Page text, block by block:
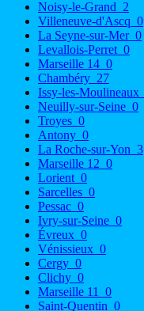
Noisy-le-Grand 2
Villeneuve-d'Ascq 0
La Seyne-sur-Mer 0
Levallois-Perret 0
Marseille 14 0
Chambéry 27
Issy-les-Moulineaux
Neuilly-sur-Seine 0
Troyes 0
Antony 0
La Roche-sur-Yon 3
Marseille 12 0
Lorient 0
Sarcelles 0
Pessac 0
Ivry-sur-Seine 0
Évreux 0
Vénissieux 0
Cergy 0
Clichy 0
Marseille 11
0
Saint-Quentin 0